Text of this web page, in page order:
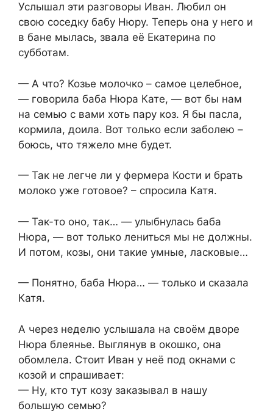
Услышал эти разговоры Иван. Любил он
свою соседку бабу Нюру. Теперь она у него и
в бане мылась, звала её Екатерина по
субботам.
— А что? Козье молочко – самое целебное,
— говорила баба Нюра Кате, — вот бы нам
на семью с вами хоть пару коз. Я бы пасла,
кормила, доила. Вот только если заболею –
боюсь, что тяжело мне будет.
— Так не легче ли у фермера Кости и брать
молоко уже готовое? – спросила Катя.
— Так-то оно, так… — улыбнулась баба
Нюра, — вот только лениться мы не должны.
И потом, козы, они такие умные, ласковые…
— Понятно, баба Нюра… — только и сказала
Катя.
А через неделю услышала на своём дворе
Нюра блеянье. Выглянув в окошко, она
обомлела. Стоит Иван у неё под окнами с
козой и спрашивает:
— Ну, кто тут козу заказывал в нашу
большую семью?